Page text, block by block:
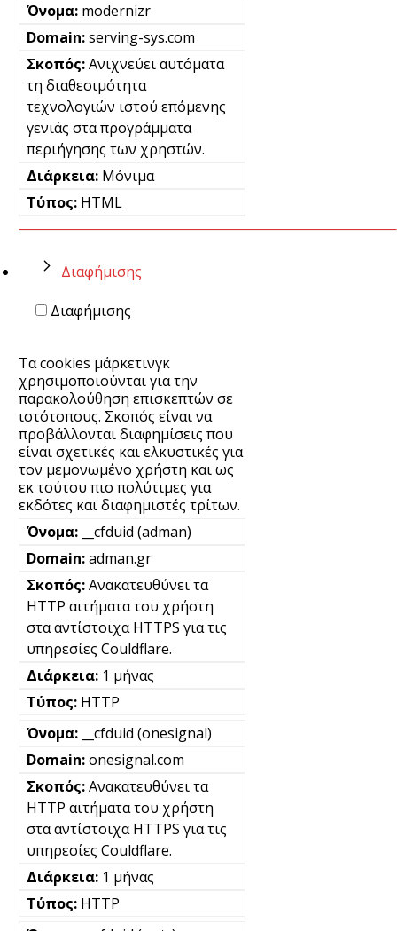
modernizr
serving-sys.com
Ανιχνεύει αυτόματα
τη διαθεσιμότητα
τεχνολογιών ιστού επόμενης
γενιάς στα προγράμματα
περιήγησης των χρηστών.
Μόνιμα
HTML
Διαφήμισης
Διαφήμισης
Τα cookies μάρκετινγκ
χρησιμοποιούνται για την
παρακολούθηση επισκεπτών σε
ιστότοπους. Σκοπός είναι να
προβάλλονται διαφημίσεις που
είναι σχετικές και ελκυστικές για
τον μεμονωμένο χρήστη και ως
εκ τούτου πιο πολύτιμες για
εκδότες και διαφημιστές τρίτων.
__cfduid (adman)
adman.gr
Ανακατευθύνει τα
HTTP αιτήματα του χρήστη
στα αντίστοιχα HTTPS για τις
υπηρεσίες Couldflare.
1 μήνας
HTTP
__cfduid (onesignal)
onesignal.com
Ανακατευθύνει τα
HTTP αιτήματα του χρήστη
στα αντίστοιχα HTTPS για τις
υπηρεσίες Couldflare.
1 μήνας
HTTP